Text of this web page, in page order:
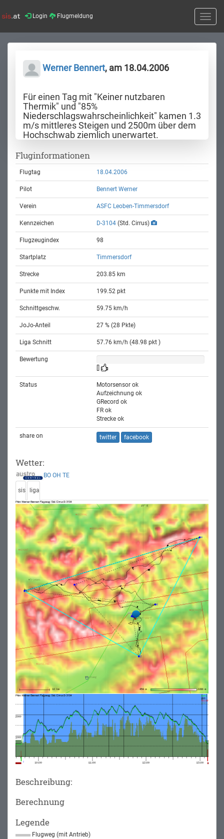
Login Flugmeldung
Toggle
Werner Bennert, am 18.04.2006
Für einen Tag mit "Keiner nutzbaren
Thermik" und "85%
Niederschlagswahrscheinlichkeit" kamen 1.3
m/s mittleres Steigen und 2500m über dem
Hochschwab ziemlich unerwartet.
Fluginformationen
Flugtag 18.04.2006
Pilot Bennert Werner
Verein ASFC Leoben-Timmersdorf
Kennzeichen D-3104 (Std. Cirrus)
Flugzeugindex 98
Startplatz Timmersdorf
Strecke 203.85 km
Punkte mit Index 199.52 pkt
Schnittgeschw. 59.75 km/h
JoJo-Anteil 27 % (28 Pkte)
Liga Schnitt 57.76 km/h (48.98 pkt )
Bewertung
Status
Motorsensor ok
Aufzeichnung ok
GRecord ok
FR ok
Strecke ok
share on twitter facebook
Wetter:
BO OH TE
sis liga
Beschreibung:
Berechnung
Legende
Flugweg (mit Antrieb)